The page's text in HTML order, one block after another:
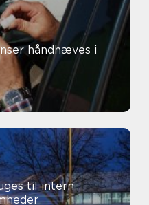
håndhæves i
til intern